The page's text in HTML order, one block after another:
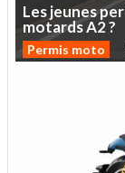
Lesjeunes
motardsA2?
Permis moto